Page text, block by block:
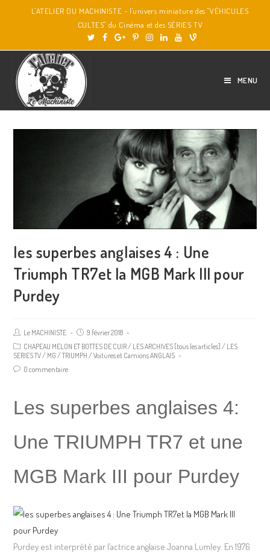
L'ATELIER DU MACHINISTE - l'univers miniature des "VÉHICULES
CULTES" du Cinéma et des SÉRIES TV
MENU
les superbes anglaises 4 : Une
Triumph TR7et la MGB Mark III pour
Purdey
Le MACHINISTE
9 février 2018
CHAPEAU MELON ET BOTTES DE CUIR/ LES ARCHIVES [tous les articles] / LES
SERIES TV/ MG /TRIUMPH /Voitures et Camions ANGLAIS
0 commentaire
Les superbes anglaises 4:
Une TRIUMPH TR7 et une
MGB Mark III pour Purdey
Purdey est interprété par l’actrice anglaise Joanna Lumley. En 1976